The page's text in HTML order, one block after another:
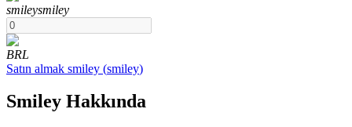
smileysmiley
BRL
Satın almak smiley (smiley)
Smiley Hakkında